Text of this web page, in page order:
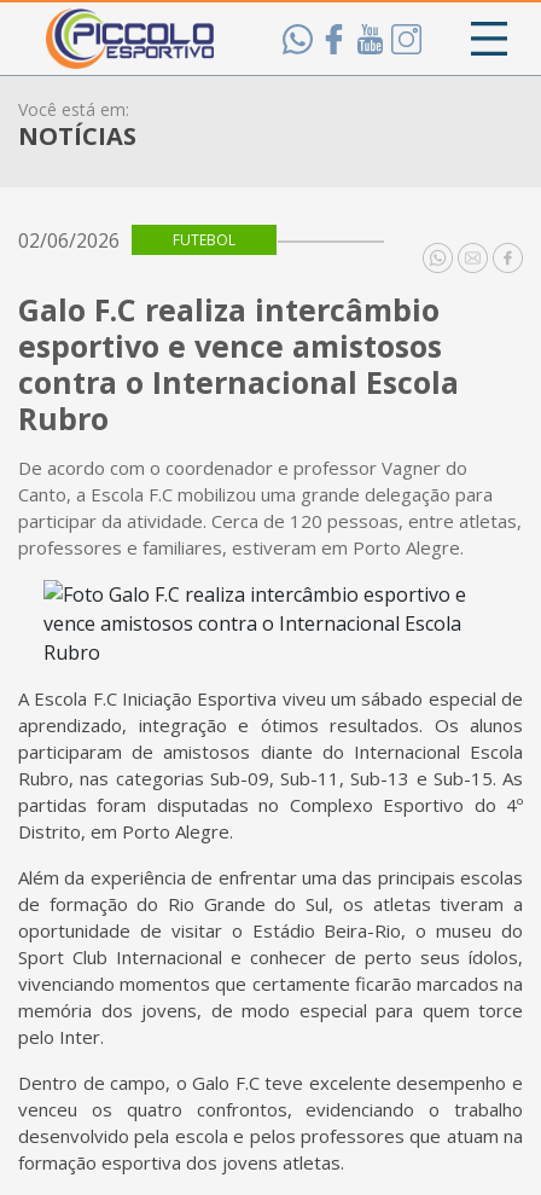
Você está em:
NOTÍCIAS
02/06/2026 FUTEBOL
Galo F.C realiza intercâmbio
esportivo e vence amistosos
contra o Internacional Escola
Rubro
De acordo com o coordenador e professor Vagner do
Canto, a Escola F.C mobilizou uma grande delegação para
participar da atividade. Cerca de 120 pessoas, entre atletas,
professores e familiares, estiveram em Porto Alegre.
A Escola F.C Iniciação Esportiva viveu um sábado especial de
aprendizado, integração e ótimos resultados. Os alunos
participaram de amistosos diante do Internacional Escola
Rubro, nas categorias Sub-09, Sub-11, Sub-13 e Sub-15. As
partidas foram disputadas no Complexo Esportivo do 4º
Distrito, em Porto Alegre.
Além da experiência de enfrentar uma das principais escolas
de formação do Rio Grande do Sul, os atletas tiveram a
oportunidade de visitar o Estádio Beira-Rio, o museu do
Sport Club Internacional e conhecer de perto seus ídolos,
vivenciando momentos que certamente ficarão marcados na
memória dos jovens, de modo especial para quem torce
pelo Inter.
Dentro de campo, o Galo F.C teve excelente desempenho e
venceu os quatro confrontos, evidenciando o trabalho
desenvolvido pela escola e pelos professores que atuam na
formação esportiva dos jovens atletas.